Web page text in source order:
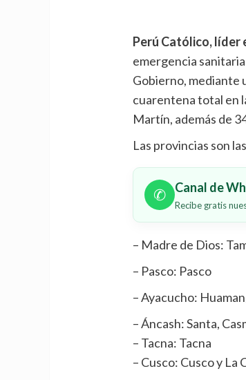
Perú Católico, líder
emergencia
Gobierno, mediante
cuarentena total en
Martín, además de
Las provincias son
✆ Canal de
Recibe gratis
– Madre de Dios:
– Pasco: Pasco
– Ayacucho:
– Áncash: Santa,
– Tacna: Tacna
– Cusco: Cusco y La